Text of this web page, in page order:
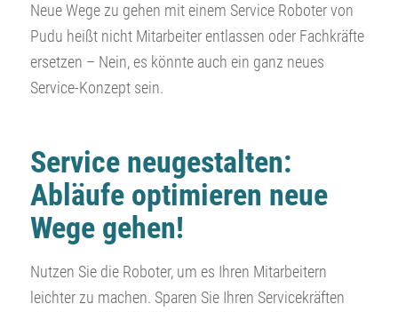
Neue Wege zu gehen mit einem Service Roboter von
Pudu heißt nicht Mitarbeiter entlassen oder Fachkräfte
ersetzen – Nein, es könnte auch ein ganz neues
Service-Konzept sein.
Service neugestalten:
Abläufe optimieren neue
Wege gehen!
Nutzen Sie die Roboter, um es Ihren Mitarbeitern
leichter zu machen. Sparen Sie Ihren Servicekräften